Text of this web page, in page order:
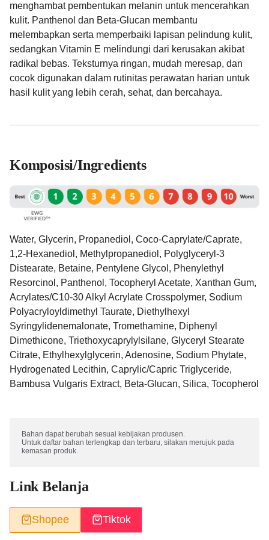
menghambat pembentukan melanin untuk mencerahkan
kulit. Panthenol dan Beta-Glucan membantu
melembapkan serta memperbaiki lapisan pelindung kulit,
sedangkan Vitamin E melindungi dari kerusakan akibat
radikal bebas. Teksturnya ringan, mudah meresap, dan
cocok digunakan dalam rutinitas perawatan harian untuk
hasil kulit yang lebih cerah, sehat, dan bercahaya.
Komposisi/Ingredients
Water, Glycerin, Propanediol, Coco-Caprylate/Caprate,
1,2-Hexanediol, Methylpropanediol, Polyglyceryl-3
Distearate, Betaine, Pentylene Glycol, Phenylethyl
Resorcinol, Panthenol, Tocopheryl Acetate, Xanthan Gum,
Acrylates/C10-30 Alkyl Acrylate Crosspolymer, Sodium
Polyacryloyldimethyl Taurate, Diethylhexyl
Syringylidenemalonate, Tromethamine, Diphenyl
Dimethicone, Triethoxycaprylylsilane, Glyceryl Stearate
Citrate, Ethylhexylglycerin, Adenosine, Sodium Phytate,
Hydrogenated Lecithin, Caprylic/Capric Triglyceride,
Bambusa Vulgaris Extract, Beta-Glucan, Silica, Tocopherol
Bahan dapat berubah sesuai kebijakan produsen.
Untuk daftar bahan terlengkap dan terbaru, silakan merujuk pada
kemasan produk.
Link Belanja
Shopee Tiktok